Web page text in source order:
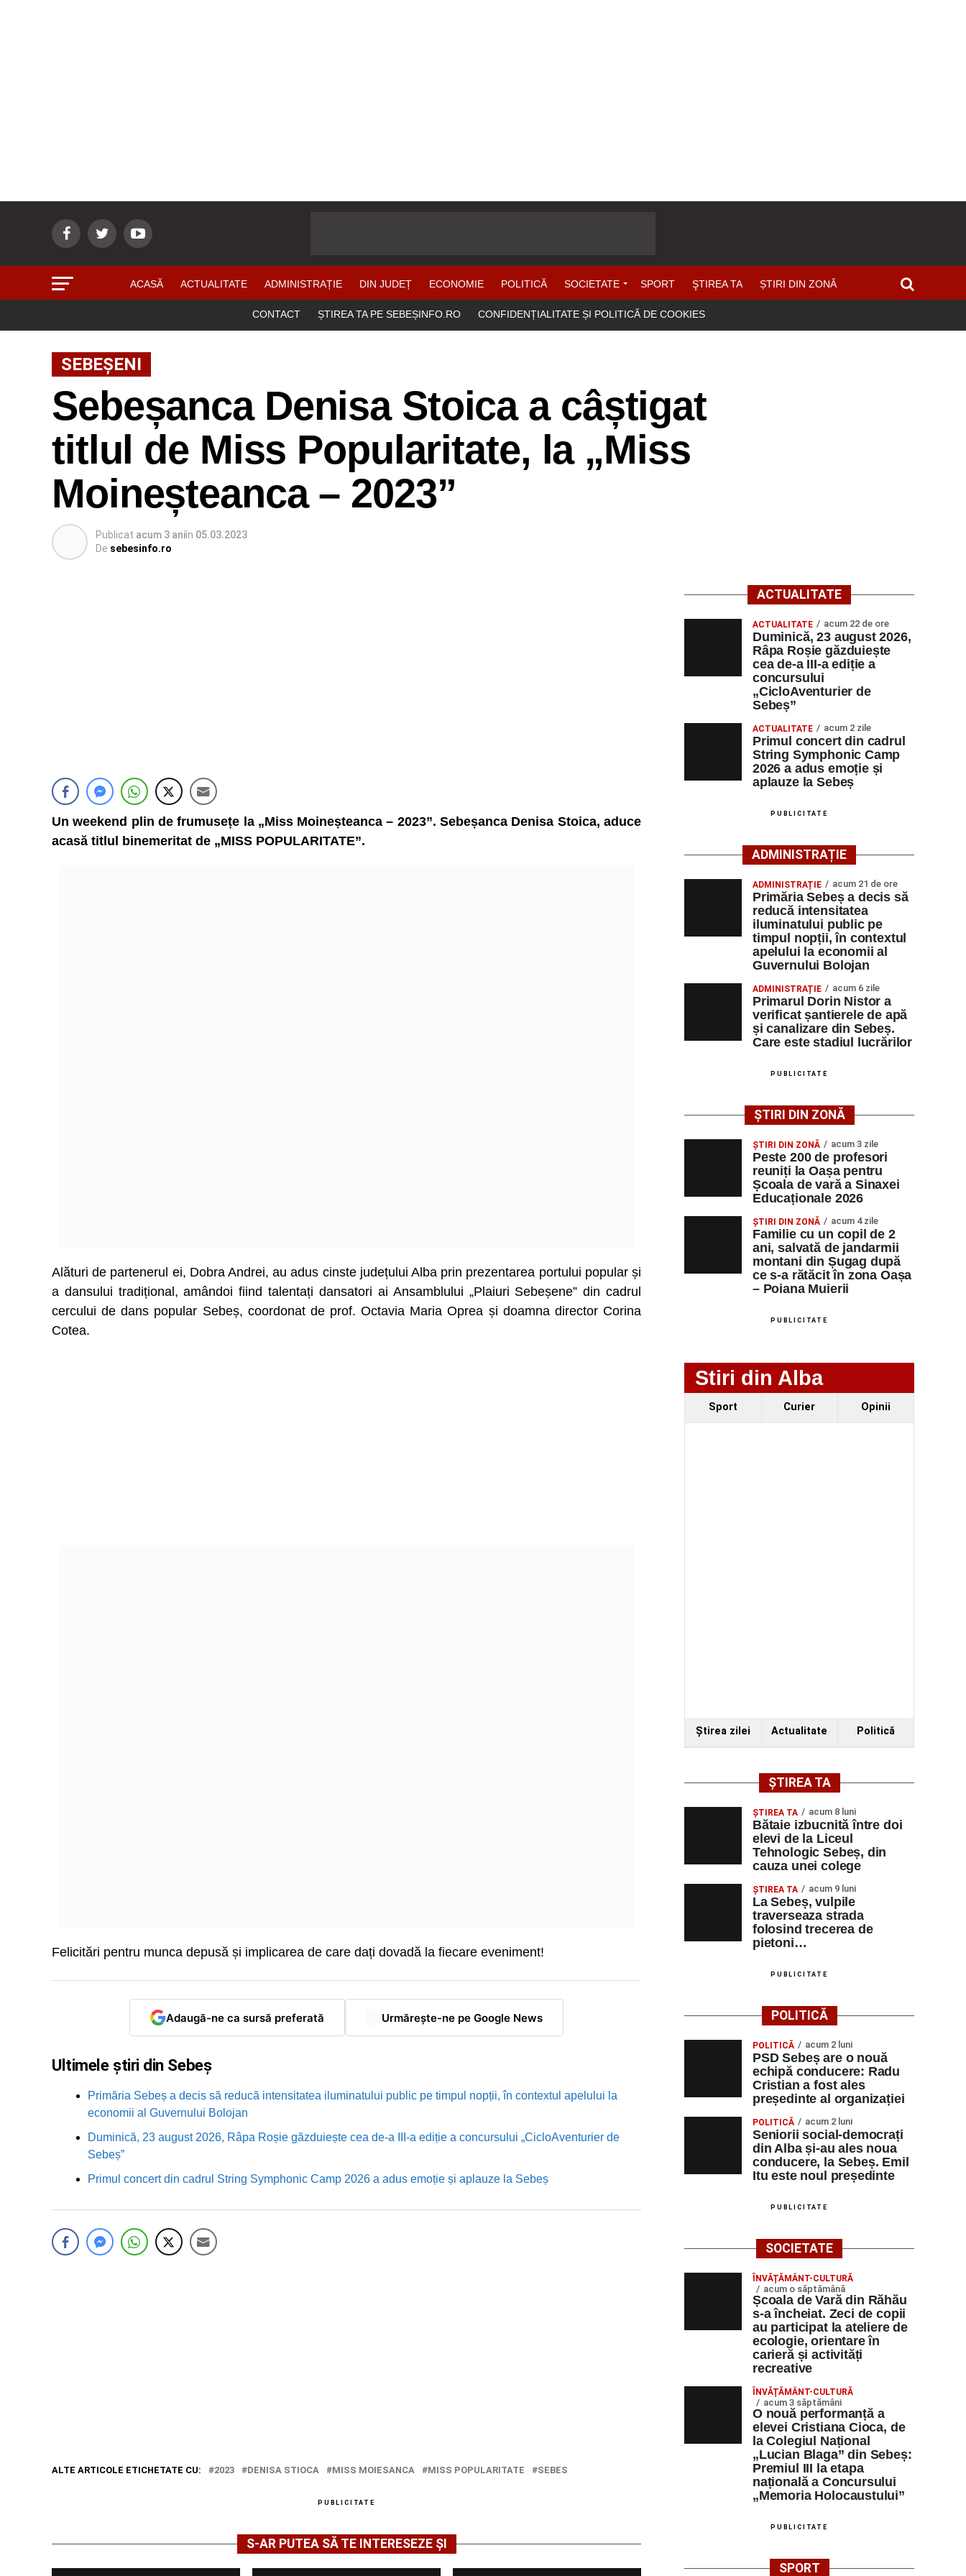
ACASĂ ACTUALITATE ADMINISTRAȚIE DIN JUDEȚ ECONOMIE POLITICĂ SOCIETATE SPORT ŞTIREA TA ȘTIRI DIN ZONĂ
CONTACT ȘTIREA TA PE SEBEȘINFO.RO CONFIDENȚIALITATE ȘI POLITICĂ DE COOKIES
SEBEȘENI
Sebeșanca Denisa Stoica a câștigat
titlul de Miss Popularitate, la „Miss
Moineșteanca – 2023”
Publicat acum 3 aniîn 05.03.2023
De sebesinfo.ro
Un weekend plin de frumusețe la „Miss Moineșteanca – 2023”. Sebeșanca Denisa Stoica, aduce
acasă titlul binemeritat de „MISS POPULARITATE”.
Alături de partenerul ei, Dobra Andrei, au adus cinste județului Alba prin prezentarea portului popular și
a dansului tradițional, amândoi fiind talentați dansatori ai Ansamblului „Plaiuri Sebeșene” din cadrul
cercului de dans popular Sebeș, coordonat de prof. Octavia Maria Oprea și doamna director Corina
Cotea.
Felicitări pentru munca depusă și implicarea de care dați dovadă la fiecare eveniment!
Adaugă-ne ca sursă preferată Urmărește-ne pe Google News
Ultimele știri din Sebeș
Primăria Sebeș a decis să reducă intensitatea iluminatului public pe timpul nopții, în contextul apelului la
economii al Guvernului Bolojan
Duminică, 23 august 2026, Râpa Roșie găzduiește cea de-a III-a ediție a concursului „CicloAventurier de
Sebeș”
Primul concert din cadrul String Symphonic Camp 2026 a adus emoție și aplauze la Sebeș
ALTE ARTICOLE ETICHETATE CU: 2023 DENISA STIOCA MISS MOIESANCA MISS POPULARITATE SEBES
PUBLICITATE
S-AR PUTEA SĂ TE INTERESEZE ȘI
ACTUALITATE
ACTUALITATE acum 22 de ore
Duminică, 23 august 2026,
Râpa Roșie găzduiește
cea de-a III-a ediție a
concursului
„CicloAventurier de
Sebeș”
ACTUALITATE acum 2 zile
Primul concert din cadrul
String Symphonic Camp
2026 a adus emoție și
aplauze la Sebeș
PUBLICITATE
ADMINISTRAȚIE
ADMINISTRAȚIE acum 21 de ore
Primăria Sebeș a decis să
reducă intensitatea
iluminatului public pe
timpul nopții, în contextul
apelului la economii al
Guvernului Bolojan
ADMINISTRAȚIE acum 6 zile
Primarul Dorin Nistor a
verificat șantierele de apă
și canalizare din Sebeș.
Care este stadiul lucrărilor
PUBLICITATE
ȘTIRI DIN ZONĂ
ȘTIRI DIN ZONĂ acum 3 zile
Peste 200 de profesori
reuniți la Oașa pentru
Școala de vară a Sinaxei
Educaționale 2026
ȘTIRI DIN ZONĂ acum 4 zile
Familie cu un copil de 2
ani, salvată de jandarmii
montani din Șugag după
ce s-a rătăcit în zona Oașa
– Poiana Muierii
PUBLICITATE
Stiri din Alba
Sport Curier Opinii
Ştirea zilei Actualitate Politică
ȘTIREA TA
ŞTIREA TA acum 8 luni
Bătaie izbucnită între doi
elevi de la Liceul
Tehnologic Sebeș, din
cauza unei colege
ŞTIREA TA acum 9 luni
La Sebeș, vulpile
traverseaza strada
folosind trecerea de
pietoni…
PUBLICITATE
POLITICĂ
POLITICĂ acum 2 luni
PSD Sebeș are o nouă
echipă conducere: Radu
Cristian a fost ales
președinte al organizației
POLITICĂ acum 2 luni
Seniorii social-democrați
din Alba și-au ales noua
conducere, la Sebeș. Emil
Itu este noul președinte
PUBLICITATE
SOCIETATE
ÎNVĂȚĂMÂNT-CULTURĂ
acum o săptămână
Școala de Vară din Răhău
s-a încheiat. Zeci de copii
au participat la ateliere de
ecologie, orientare în
carieră și activități
recreative
ÎNVĂȚĂMÂNT-CULTURĂ
acum 3 săptămâni
O nouă performanță a
elevei Cristiana Cioca, de
la Colegiul Național
„Lucian Blaga” din Sebeș:
Premiul III la etapa
națională a Concursului
„Memoria Holocaustului”
PUBLICITATE
SPORT